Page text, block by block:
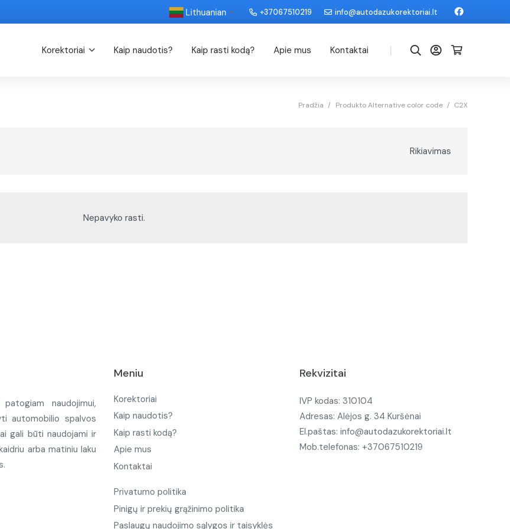
Lithuanian ▼ +37067510219 info@autodazukorektoriai.lt
Korektoriai Kaip naudotis? Kaip rasti kodą? Apie mus Kontaktai |
Pradžia / Produkto Alternative color code / C2X
Rikiavimas
Nepavyko rasti.
naudojimui,
automobilio spalvos
gali būti naudojami ir
arba matiniu laku
Meniu
Korektoriai
Kaip naudotis?
Kaip rasti kodą?
Apie mus
Kontaktai
Privatumo politika
Pinigų ir prekių grąžinimo politika
Paslaugų naudojimo sąlygos ir taisyklės
Rekvizitai
IVP kodas: 310104
Adresas: Alėjos g. 34 Kuršėnai
El.paštas: info@autodazukorektoriai.lt
Mob.telefonas: +37067510219